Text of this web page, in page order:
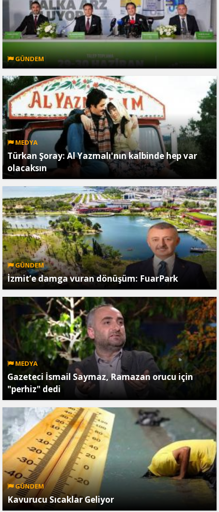
GÜNDEM
MEDYA
Türkan Şoray: Al Yazmalı'nın kalbinde hep var
olacaksın
GÜNDEM
İzmit’e damga vuran dönüşüm: FuarPark
MEDYA
Gazeteci İsmail Saymaz, Ramazan orucu için
"perhiz" dedi
GÜNDEM
Kavurucu Sıcaklar Geliyor